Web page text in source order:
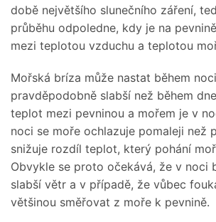
době největšího slunečního záření,
průběhu odpoledne, kdy je na
mezi teplotou vzduchu a teplotou
Mořská bríza může nastat během
pravděpodobně slabší než během
teplot mezi pevninou a mořem je v
noci se moře ochlazuje pomaleji než
snižuje rozdíl teplot, který pohání
Obvykle se proto očekává, že v noci
slabší větr a v případě, že vůbec
většinou směřovat z moře k pevnině.